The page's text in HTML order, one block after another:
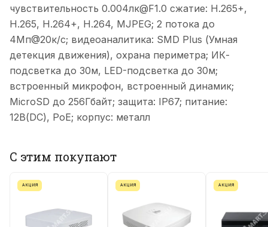
чувствительность 0.004лк@F1.0 сжатие: H.265+,
H.265, H.264+, H.264, MJPEG; 2 потока до
4Мп@20к/с; видеоаналитика: SMD Plus (Умная
детекция движения), охрана периметра; ИК-
подсветка до 30м, LED-подсветка до 30м;
встроенный микрофон, встроенный динамик;
MicroSD до 256Гбайт; защита: IP67; питание:
12В(DC), PoE; корпус: металл
С этим покупают
АКЦИЯ АКЦИЯ АКЦИЯ